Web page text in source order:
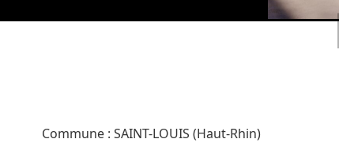
Commune : SAINT-LOUIS (Haut-Rhin)